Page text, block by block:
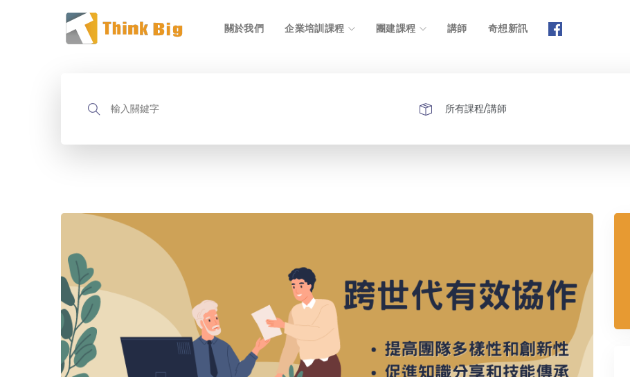
關於我們 企業培訓課程 團建課程 講師 奇想新訊